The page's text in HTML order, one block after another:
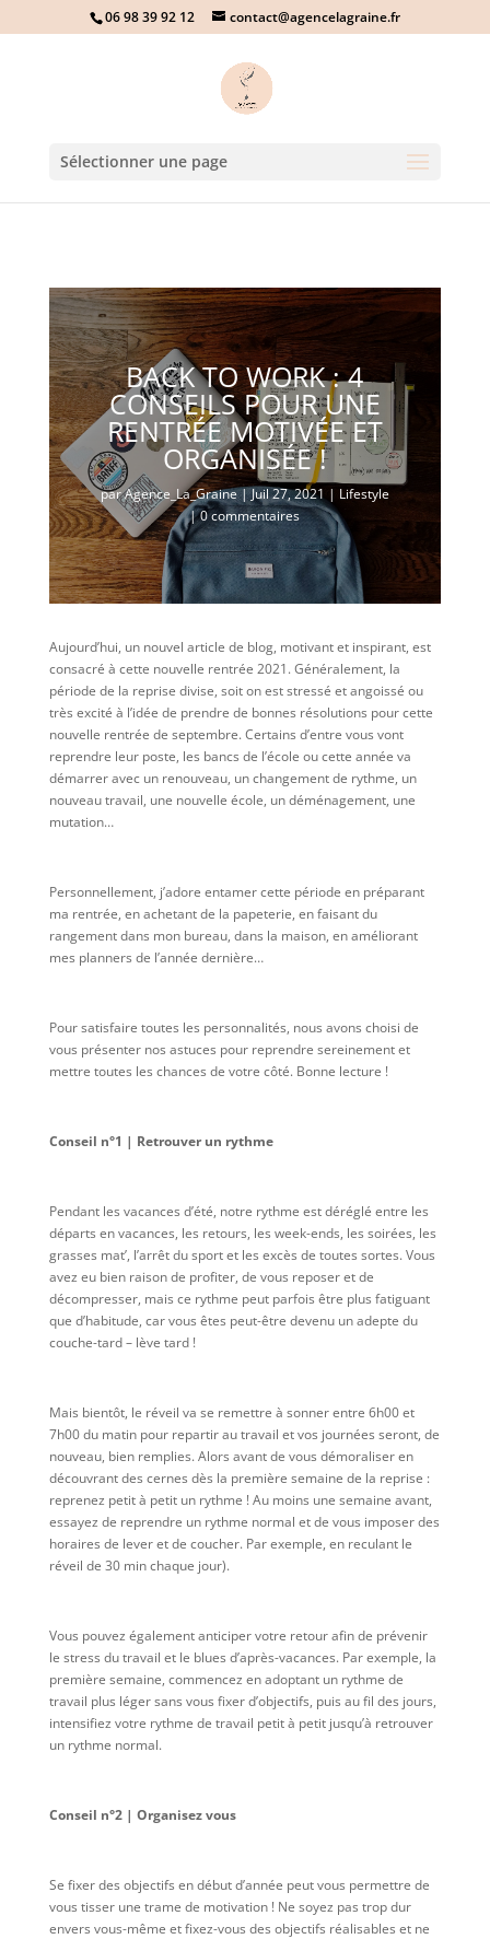
06 98 39 92 12 contact@agencelagraine.fr
Sélectionner une page
BACK TO WORK : 4
CONSEILS POUR UNE
RENTRÉE MOTIVÉE ET
ORGANISÉE !
parAgence_La_Graine|Juil 27, 2021 | Lifestyle
|0 commentaires
Aujourd’hui, un nouvel article de blog, motivant et inspirant, est
consacré à cette nouvelle rentrée 2021. Généralement, la
période de la reprise divise, soit on est stressé et angoissé ou
très excité à l’idée de prendre de bonnes résolutions pour cette
nouvelle rentrée de septembre. Certains d’entre vous vont
reprendre leur poste, les bancs de l’école ou cette année va
démarrer avec un renouveau, un changement de rythme, un
nouveau travail, une nouvelle école, un déménagement, une
mutation…
Personnellement, j’adore entamer cette période en préparant
ma rentrée, en achetant de la papeterie, en faisant du
rangement dans mon bureau, dans la maison, en améliorant
mes planners de l’année dernière…
Pour satisfaire toutes les personnalités, nous avons choisi de
vous présenter nos astuces pour reprendre sereinement et
mettre toutes les chances de votre côté. Bonne lecture !
Conseil n°1 | Retrouver un rythme
Pendant les vacances d’été, notre rythme est déréglé entre les
départs en vacances, les retours, les week-ends, les soirées, les
grasses mat’, l’arrêt du sport et les excès de toutes sortes. Vous
avez eu bien raison de profiter, de vous reposer et de
décompresser, mais ce rythme peut parfois être plus fatiguant
que d’habitude, car vous êtes peut-être devenu un adepte du
couche-tard – lève tard !
Mais bientôt, le réveil va se remettre à sonner entre 6h00 et
7h00 du matin pour repartir au travail et vos journées seront, de
nouveau, bien remplies. Alors avant de vous démoraliser en
découvrant des cernes dès la première semaine de la reprise :
reprenez petit à petit un rythme ! Au moins une semaine avant,
essayez de reprendre un rythme normal et de vous imposer des
horaires de lever et de coucher. Par exemple, en reculant le
réveil de 30 min chaque jour).
Vous pouvez également anticiper votre retour afin de prévenir
le stress du travail et le blues d’après-vacances. Par exemple, la
première semaine, commencez en adoptant un rythme de
travail plus léger sans vous fixer d’objectifs, puis au fil des jours,
intensifiez votre rythme de travail petit à petit jusqu’à retrouver
un rythme normal.
Conseil n°2 | Organisez vous
Se fixer des objectifs en début d’année peut vous permettre de
vous tisser une trame de motivation ! Ne soyez pas trop dur
envers vous-même et fixez-vous des objectifs réalisables et ne